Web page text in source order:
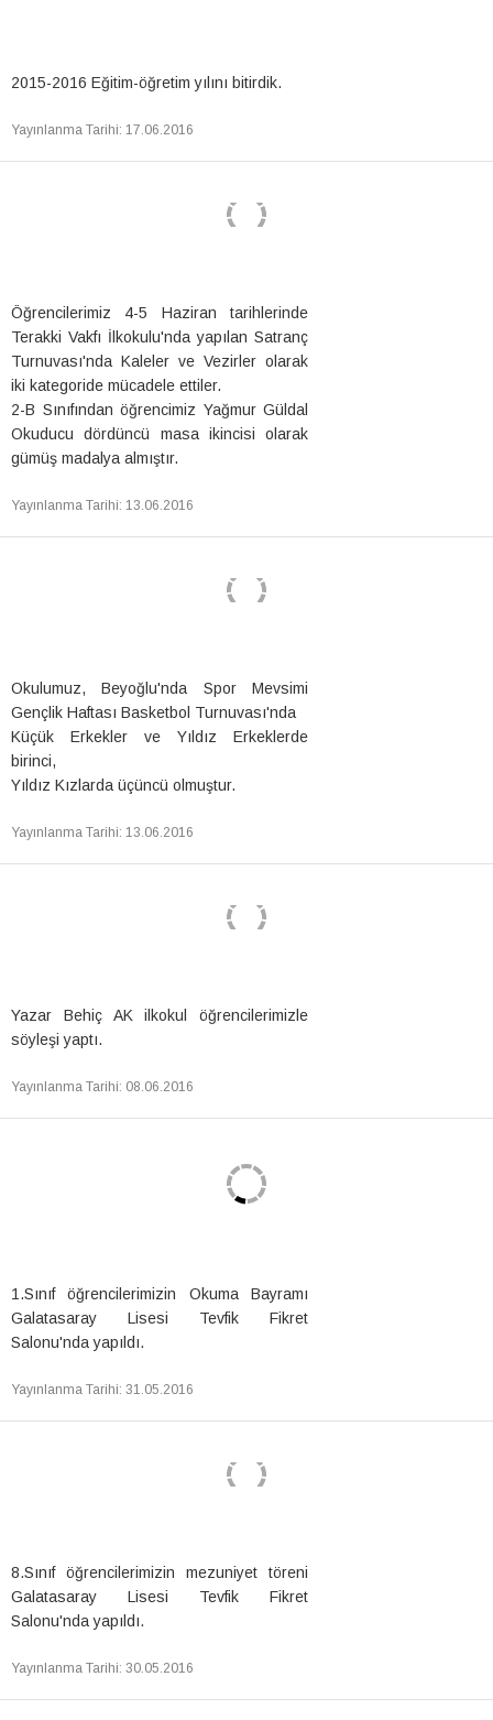
2015-2016 Eğitim-öğretim yılını bitirdik.
Yayınlanma Tarihi: 17.06.2016
Öğrencilerimiz 4-5 Haziran tarihlerinde
Terakki Vakfı İlkokulu'nda yapılan Satranç
Turnuvası'nda Kaleler ve Vezirler olarak
iki kategoride mücadele ettiler.
2-B Sınıfından öğrencimiz Yağmur Güldal
Okuducu dördüncü masa ikincisi olarak
gümüş madalya almıştır.
Yayınlanma Tarihi: 13.06.2016
Okulumuz, Beyoğlu'nda Spor Mevsimi
Gençlik Haftası Basketbol Turnuvası'nda
Küçük Erkekler ve Yıldız Erkeklerde
birinci,
Yıldız Kızlarda üçüncü olmuştur.
Yayınlanma Tarihi: 13.06.2016
Yazar Behiç AK ilkokul öğrencilerimizle
söyleşi yaptı.
Yayınlanma Tarihi: 08.06.2016
1.Sınıf öğrencilerimizin Okuma Bayramı
Galatasaray Lisesi Tevfik Fikret
Salonu'nda yapıldı.
Yayınlanma Tarihi: 31.05.2016
8.Sınıf öğrencilerimizin mezuniyet töreni
Galatasaray Lisesi Tevfik Fikret
Salonu'nda yapıldı.
Yayınlanma Tarihi: 30.05.2016